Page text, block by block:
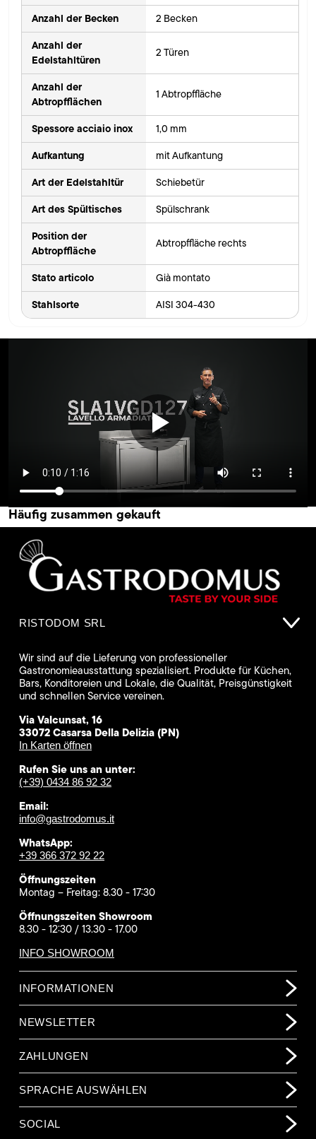
Anzahl der Becken 2 Becken
Anzahl der
Edelstahltüren
2 Türen
Anzahl der
Abtropfflächen
1 Abtropffläche
Spessore acciaio inox 1,0 mm
Aufkantung mit Aufkantung
Art der Edelstahltür Schiebetür
Art des Spültisches Spülschrank
Position der
Abtropffläche
Abtropffläche rechts
Stato articolo Già montato
Stahlsorte AISI 304-430
Häufig zusammen gekauft
RISTODOM SRL
Wir sind auf die Lieferung von professioneller
Gastronomieausstattung spezialisiert. Produkte für Küchen,
Bars, Konditoreien und Lokale, die Qualität, Preisgünstigkeit
und schnellen Service vereinen.
Via Valcunsat, 16
33072 Casarsa Della Delizia (PN)
In Karten öffnen
Rufen Sie uns an unter:
(+39) 0434 86 92 32
Email:
info@gastrodomus.it
WhatsApp:
+39 366 372 92 22
Öffnungszeiten
Montag – Freitag: 8.30 - 17:30
Öffnungszeiten Showroom
8.30 - 12:30 / 13.30 - 17.00
INFO SHOWROOM
INFORMATIONEN
NEWSLETTER
ZAHLUNGEN
SPRACHE AUSWÄHLEN
SOCIAL